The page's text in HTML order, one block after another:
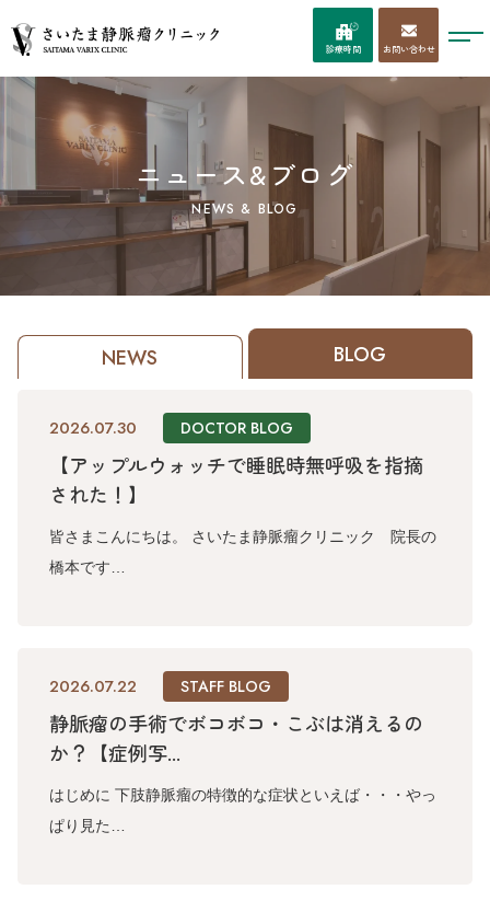
診療時間 お問い合わせ
ニュース&ブログ
NEWS & BLOG
NEWS BLOG
2026.07.30 DOCTOR BLOG
【アップルウォッチで睡眠時無呼吸を指摘
された！】
皆さまこんにちは。 さいたま静脈瘤クリニック 院長の
橋本です…
2026.07.22 STAFF BLOG
静脈瘤の手術でボコボコ・こぶは消えるの
か？【症例写...
はじめに 下肢静脈瘤の特徴的な症状といえば・・・やっ
ぱり見た…